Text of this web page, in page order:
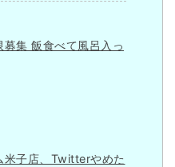
集 飯食べて風呂入っ
米子店、Twitterやめた